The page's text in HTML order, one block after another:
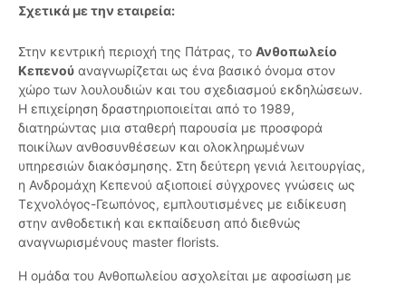
Σχετικά με την εταιρεία:
Στην κεντρική περιοχή της Πάτρας, το Ανθοπωλείο
Κεπενού αναγνωρίζεται ως ένα βασικό όνομα στον
χώρο των λουλουδιών και του σχεδιασμού εκδηλώσεων.
Η επιχείρηση δραστηριοποιείται από το 1989,
διατηρώντας μια σταθερή παρουσία με προσφορά
ποικίλων ανθοσυνθέσεων και ολοκληρωμένων
υπηρεσιών διακόσμησης. Στη δεύτερη γενιά λειτουργίας,
η Ανδρομάχη Κεπενού αξιοποιεί σύγχρονες γνώσεις ως
Τεχνολόγος-Γεωπόνος, εμπλουτισμένες με ειδίκευση
στην ανθοδετική και εκπαίδευση από διεθνώς
αναγνωρισμένους master florists.
Η ομάδα του Ανθοπωλείου ασχολείται με αφοσίωση με